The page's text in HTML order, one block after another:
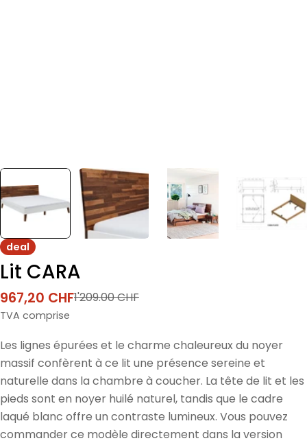
deal
Lit CARA
Prix
de
967,20 CHF
Prix
normal
1'209.00 CHF
TVA comprise
Les lignes épurées et le charme chaleureux du noyer
massif confèrent à ce lit une présence sereine et
naturelle dans la chambre à coucher. La tête de lit et les
pieds sont en noyer huilé naturel, tandis que le cadre
laqué blanc offre un contraste lumineux. Vous pouvez
commander ce modèle directement dans la version